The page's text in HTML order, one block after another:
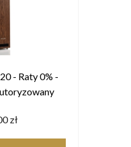
- Raty 0% -
zł